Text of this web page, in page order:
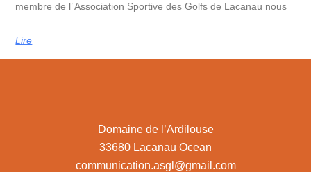
membre de l’ Association Sportive des Golfs de Lacanau nous
Lire
Domaine de l’Ardilouse
33680 Lacanau Ocean
communication.asgl@gmail.com